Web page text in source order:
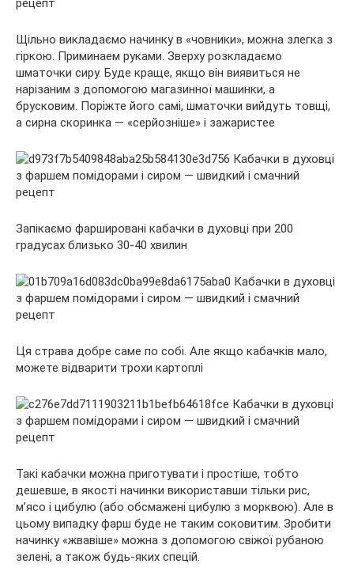
Щільно викладаємо начинку в «човники», можна злегка з
гіркою. Приминаем руками. Зверху розкладаємо
шматочки сиру. Буде краще, якщо він виявиться не
нарізаним з допомогою магазинної машинки, а
брусковим. Поріжте його самі, шматочки вийдуть товщі,
а сирна скоринка — «серйозніше» і зажаристее
Запікаємо фаршировані кабачки в духовці при 200
градусах близько 30-40 хвилин
Ця страва добре саме по собі. Але якщо кабачків мало,
можете відварити трохи картоплі
Такі кабачки можна приготувати і простіше, тобто
дешевше, в якості начинки використавши тільки рис,
м’ясо і цибулю (або обсмажені цибулю з морквою). Але в
цьому випадку фарш буде не таким соковитим. Зробити
начинку «жвавіше» можна з допомогою свіжої рубаною
зелені, а також будь-яких спецій.